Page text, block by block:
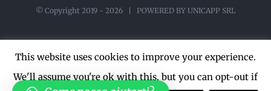
© Copyright 2019 - 2026 | POWERED BY UNICAPP SRL
This website uses cookies to improve your experience.
We'll assume you're ok with this, but you can opt-out if